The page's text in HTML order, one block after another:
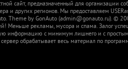
сайт, предназначенный для организации
и других регионов. Мы предоставляем
Theme by GonAuto (admin@gonauto.ru). ©
Меньше рекламы, мусора и спама. Залог
информацию с минимум лишнего и с
обрабатывает весь материал по